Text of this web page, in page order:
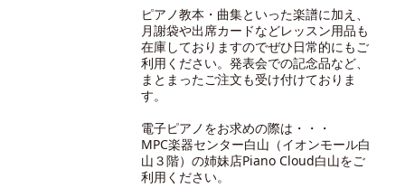
ピアノ教本・曲集といった楽譜に加え、
月謝袋や出席カードなどレッスン用品も
在庫しておりますのでぜひ日常的にもご
利用ください。発表会での記念品など、
まとまったご注文も受け付けておりま
す。
電子ピアノをお求めの際は・・・
MPC楽器センター白山（イオンモール白
山３階）の姉妹店Piano Cloud白山をご
利用ください。